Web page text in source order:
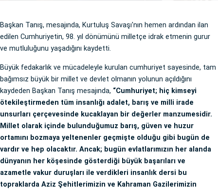
Başkan Tanış, mesajında, Kurtuluş Savaşı'nın hemen ardından ilan
edilen Cumhuriyetin, 98. yıl dönümünü milletçe idrak etmenin gurur
ve mutluluğunu yaşadığını kaydetti.
Büyük fedakarlık ve mücadeleyle kurulan cumhuriyet sayesinde, tam
bağımsız büyük bir millet ve devlet olmanın yolunun açıldığını
kaydeden Başkan Tanış mesajında, “Cumhuriyet; hiç kimseyi
ötekileştirmeden tüm insanlığı adalet, barış ve milli irade
unsurları çerçevesinde kucaklayan bir değerler manzumesidir.
Millet olarak içinde bulunduğumuz barış, güven ve huzur
ortamını bozmaya yeltenenler geçmişte olduğu gibi bugün de
vardır ve hep olacaktır. Ancak; bugün evlatlarımızın her alanda
dünyanın her köşesinde gösterdiği büyük başarıları ve
azametle vakur duruşları ile verdikleri insanlık dersi bu
topraklarda Aziz Şehitlerimizin ve Kahraman Gazilerimizin